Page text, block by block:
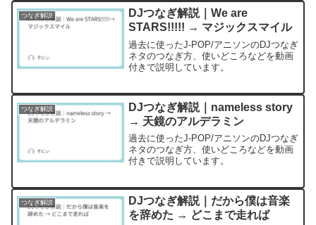
つなぎ解説
DJつなぎ解説｜We are
STARS!!!!! → マジックスマイル
過去に使ったJ-POP/アニソンのDJつなぎ
ネタのつなぎ方、使いどころなどを動画
付きで説明しています。
つなぎ解説
DJつなぎ解説｜nameless story
→ 天鏡のアルデラミン
過去に使ったJ-POP/アニソンのDJつなぎ
ネタのつなぎ方、使いどころなどを動画
付きで説明しています。
つなぎ解説
DJつなぎ解説｜だから僕は音楽
を辞めた → どこまで走れば